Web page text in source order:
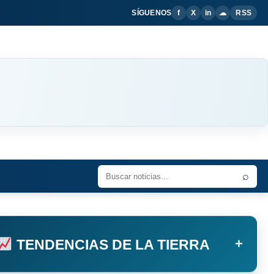
SÍGUENOS f X in ☁ RSS
⌕
TENDENCIAS DE LA TIERRA +